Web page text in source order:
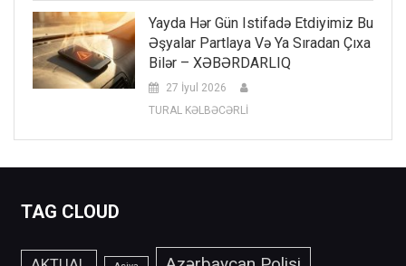
Yayda Hər Gün Istifadə Etdiyimiz Bu
Əşyalar Partlaya Və Ya Sıradan Çıxa
Bilər – XƏBƏRDARLIQ
27 İyul 2026
TURAL KƏLBƏCƏRLİ
TAG CLOUD